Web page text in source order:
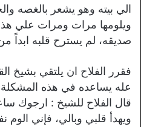
الي بيته وهو يشعر بالغصه
ويلومها مرات ومرات علي
صديقه، لم يسترح قلبه ابداً
فقرر الفلاح ان يلتقي بشيخ
عله يساعده في هذه المشكلة
قال الفلاح للشيخ : ارجوك
ويهدأ قلبي وبالي، فإني